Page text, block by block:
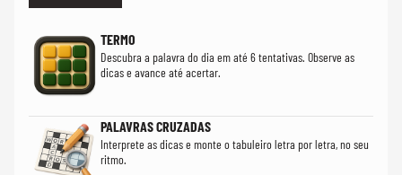
TERMO
Descubra a palavra do dia em até 6 tentativas. Observe as
dicas e avance até acertar.
PALAVRAS CRUZADAS
Interprete as dicas e monte o tabuleiro letra por letra, no seu
ritmo.